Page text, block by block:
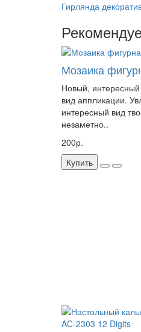
Гирлянда
Мозаика
Новый,
вид аппликации.
интересный вид
незаметно..
200р.
Купить